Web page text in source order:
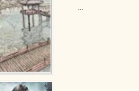
...